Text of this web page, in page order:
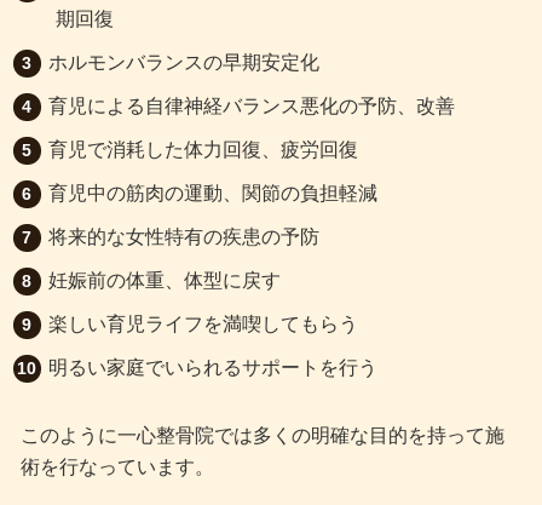
期回復
ホルモンバランスの早期安定化
育児による自律神経バランス悪化の予防、改善
育児で消耗した体力回復、疲労回復
育児中の筋肉の運動、関節の負担軽減
将来的な女性特有の疾患の予防
妊娠前の体重、体型に戻す
楽しい育児ライフを満喫してもらう
明るい家庭でいられるサポートを行う
このように一心整骨院では多くの明確な目的を持って施
術を行なっています。